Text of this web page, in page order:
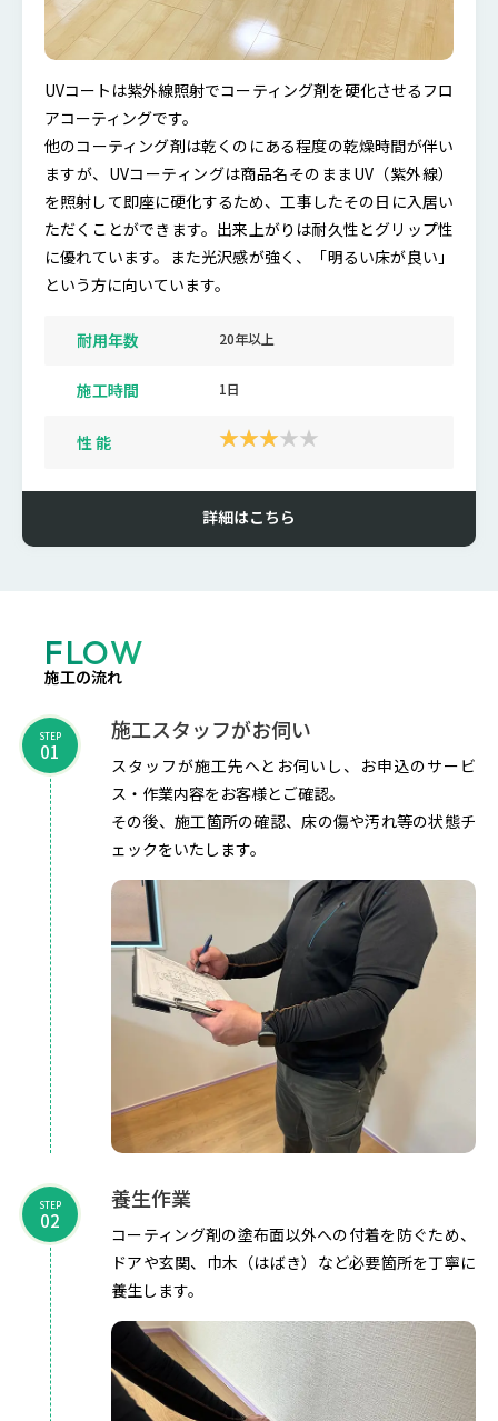
UVコートは紫外線照射でコーティング剤を硬化させるフロ
アコーティングです。
他のコーティング剤は乾くのにある程度の乾燥時間が伴い
ますが、UVコーティングは商品名そのままUV（紫外線）
を照射して即座に硬化するため、工事したその日に入居い
ただくことができます。出来上がりは耐久性とグリップ性
に優れています。また光沢感が強く、「明るい床が良い」
という方に向いています。
耐用年数 20年以上
施工時間 1日
性 能
詳細はこちら
FLOW
施工の流れ
STEP
01
施工スタッフがお伺い
スタッフが施工先へとお伺いし、お申込のサービ
ス・作業内容をお客様とご確認。
その後、施工箇所の確認、床の傷や汚れ等の状態チ
ェックをいたします。
STEP
02
養生作業
コーティング剤の塗布面以外への付着を防ぐため、
ドアや玄関、巾木（はばき）など必要箇所を丁寧に
養生します。